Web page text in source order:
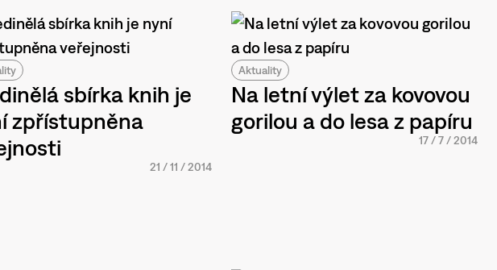
sbírka knih je
zpřístupněna
21 /11 /2014
Aktuality
Na letní výlet za kovovou
gorilou a do lesa z papíru
17 /7 /2014